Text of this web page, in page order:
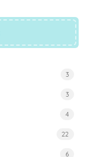
3
3
4
22
6